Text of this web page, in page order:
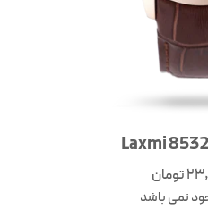
تومان
نمی باشد